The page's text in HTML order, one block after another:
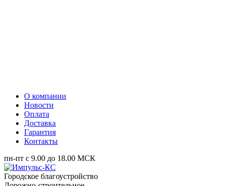
О компании
Новости
Оплата
Доставка
Гарантия
Контакты
пн-пт с 9.00 до 18.00 МСК
Городское благоустройство